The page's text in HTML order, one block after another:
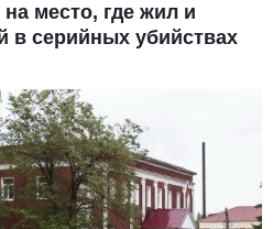
место, где жил и
в серийных убийствах